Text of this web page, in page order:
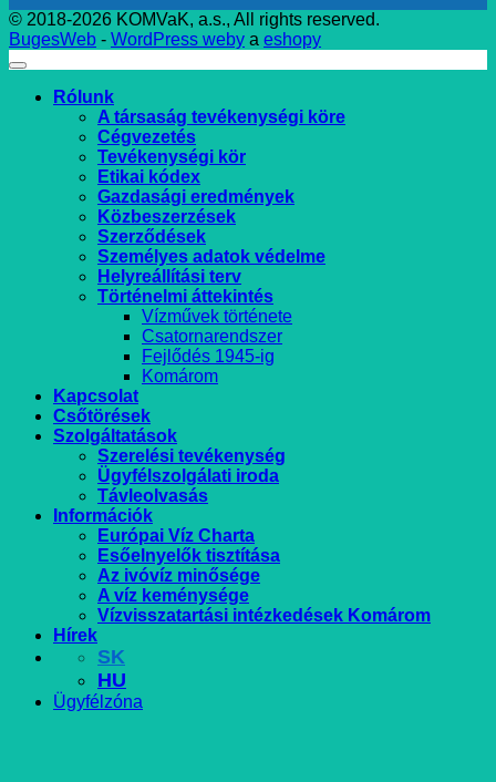
© 2018-2026 KOMVaK, a.s., All rights reserved.
BugesWeb - WordPress weby a eshopy
Rólunk
A társaság tevékenységi köre
Cégvezetés
Tevékenységi kör
Etikai kódex
Gazdasági eredmények
Közbeszerzések
Szerződések
Személyes adatok védelme
Helyreállítási terv
Történelmi áttekintés
Vízművek története
Csatornarendszer
Fejlődés 1945-ig
Komárom
Kapcsolat
Csőtörések
Szolgáltatások
Szerelési tevékenység
Ügyfélszolgálati iroda
Távleolvasás
Információk
Európai Víz Charta
Esőelnyelők tisztítása
Az ivóvíz minősége
A víz keménysége
Vízvisszatartási intézkedések Komárom
Hírek
SK
HU
Ügyfélzóna